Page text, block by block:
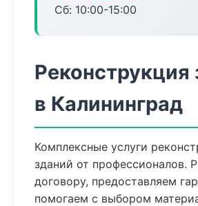
Сб: 10:00-15:00
Реконструкция
в Калининград
Комплексные услуги
зданий от профессионалов.
договору, предоставляем
помогаем с выбором